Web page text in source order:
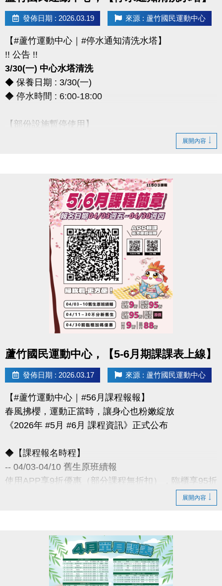
用），須現場報名繳費使用。
想報名期課及家教班的運動好友們，千萬別錯過喔～～～
發佈日期 : 2026.03.19 來源 : 蘆竹國民運動中心
【#蘆竹運動中心｜#停水通知清洗水塔】
!! 公告 !!
3/30(一) 中心水塔清洗
◆ 保養日期 : 3/30(一)
◆ 停水時間 : 6:00-18:00
【部份設施暫停使用】
*** 造成不便，敬請見諒 ***
-洽詢專線：03-2639066 #111、112
-官網 :
https://www.lzsports.com.tw/zh_TW/news/pageID/1/
-FB : 桃園市蘆竹國民運動中心
-IG : @luzhusports
展開內容
蘆竹國民運動中心，【5-6月期課課表上線】
發佈日期 : 2026.03.17 來源 : 蘆竹國民運動中心
【#蘆竹運動中心｜#56月課程報報】
春風拂櫻，運動正當時，讓身心也粉嫩綻放
《2026年 #5月 #6月 課程資訊》正式公布
◆【課程報名時程】
-- 04/03-04/10 舊生原班續報
使用APP享9折優惠（部分課程無折扣），臨櫃享95折
◆【舊生定義】
報名完整3-4月期課、4月單月課程
且開班成功，無中途退費之學員
展開內容